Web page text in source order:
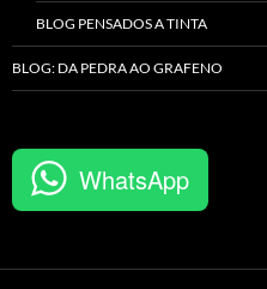
BLOG PENSADOS A TINTA
BLOG: DA PEDRA AO GRAFENO
WhatsApp